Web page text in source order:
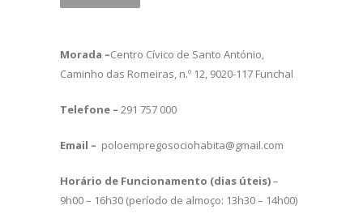
Morada –Centro Cívico de Santo António,
Caminho das Romeiras, n.º 12, 9020-117 Funchal
Telefone – 291 757 000
Email – poloempregosociohabita@gmail.com
Horário de Funcionamento (dias úteis)–
9h00 – 16h30 (período de almoço: 13h30 – 14h00)